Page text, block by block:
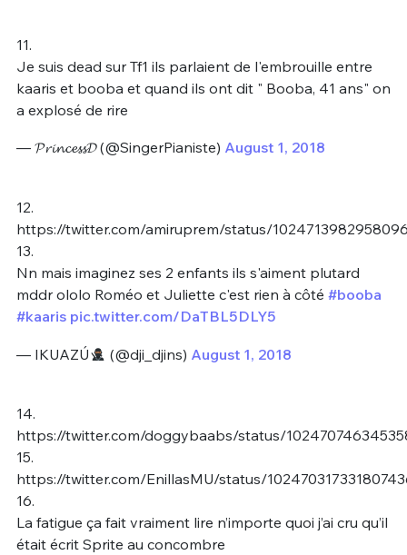
11.
Je suis dead sur Tf1 ils parlaient de l'embrouille entre
kaaris et booba et quand ils ont dit " Booba, 41 ans" on
a explosé de rire
— 𝓟𝓻𝓲𝓷𝓬𝓮𝓼𝓼𝓓 (@SingerPianiste) August 1, 2018
12.
https://twitter.com/amiruprem/status/
13.
Nn mais imaginez ses 2 enfants ils s'aiment plutard
mddr ololo Roméo et Juliette c'est rien à côté #booba
#kaaris pic.twitter.com/DaTBL5DLY5
— IKUAZÚ (@dji_djins) August 1, 2018
14.
https://twitter.com/doggybaabs/status/
15.
https://twitter.com/EnillasMU/status/
16.
La fatigue ça fait vraiment lire n’importe quoi j’ai cru qu’il
était écrit Sprite au concombre